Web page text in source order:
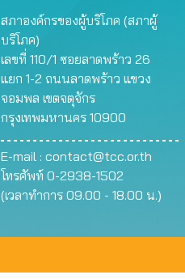
สภาองค์กรของผู้บริโภค (สภาผู้
บริโภค)
เลขที่ 110/1 ซอยลาดพร้าว 26
แยก 1-2 ถนนลาดพร้าว แขวง
จอมพล เขตจตุจักร
กรุงเทพมหานคร 10900
E-mail : contact@tcc.or.th
โทรศัพท์ 0-2938-1502
(เวลาทำการ 09.00 - 18.00 น.)